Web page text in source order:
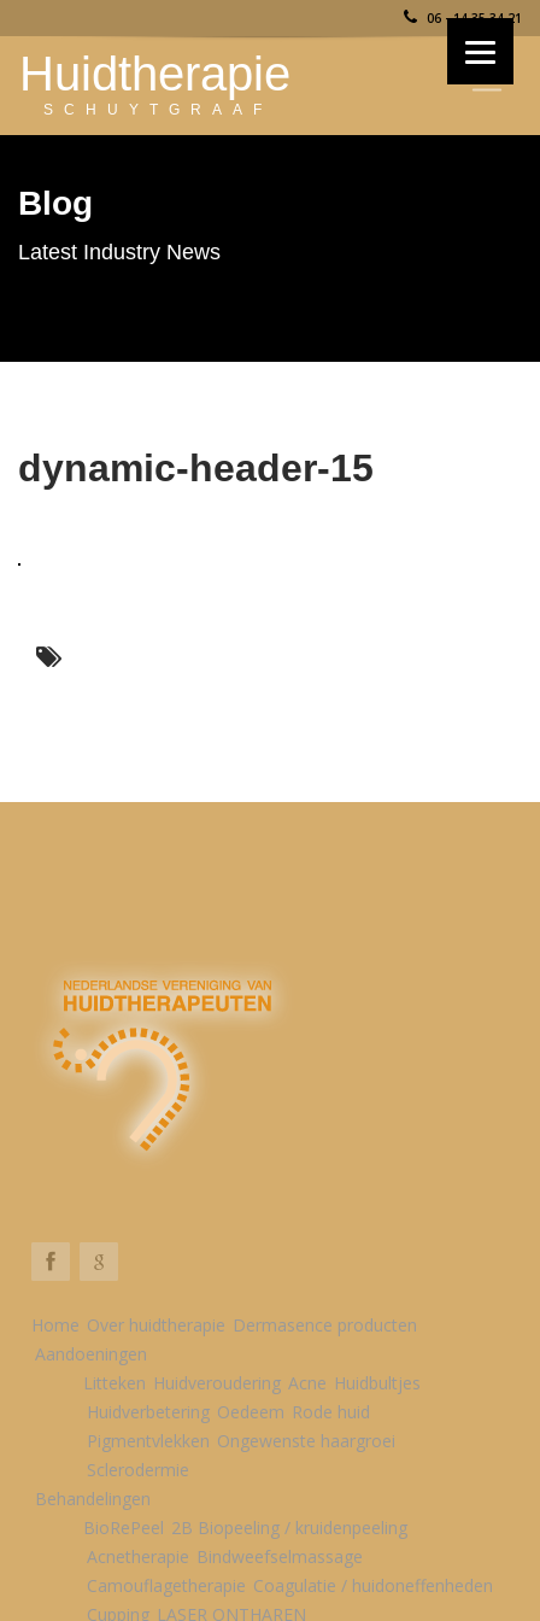
06 - 14 35 34 21
Huidtherapie
SCHUYTGRAAF
Blog
Latest Industry News
dynamic-header-15
Home Over huidtherapie Dermasence producten
Aandoeningen
Litteken Huidveroudering Acne Huidbultjes
Huidverbetering Oedeem Rode huid
Pigmentvlekken Ongewenste haargroei
Sclerodermie
Behandelingen
BioRePeel 2B Biopeeling / kruidenpeeling
Acnetherapie Bindweefselmassage
Camouflagetherapie Coagulatie / huidoneffenheden
Cupping LASER ONTHAREN